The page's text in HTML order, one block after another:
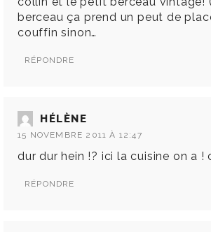
berceau ça prend un peut de
couffin sinon…
RÉPONDRE
HÉLÈNE
15 NOVEMBRE 2011 À 12:47
dur dur hein !? ici la cuisine on a !
RÉPONDRE